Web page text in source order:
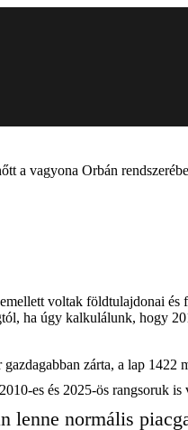
a vagyona Orbán
voltak földtulajdonai
ha úgy kalkulálunk, hogy
zárta, a lap
es és 2025-ös rangsoruk is
lenne normális